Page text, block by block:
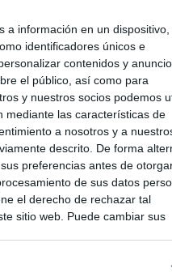
a información en un dispositivo,
identificadores únicos e
contenidos y
el público, así como para
y nuestros socios podemos
mediante las características de
a nosotros y a
descrito. De forma
preferencias antes de
de sus datos
el derecho de rechazar tal
sitio web. Puede cambiar sus